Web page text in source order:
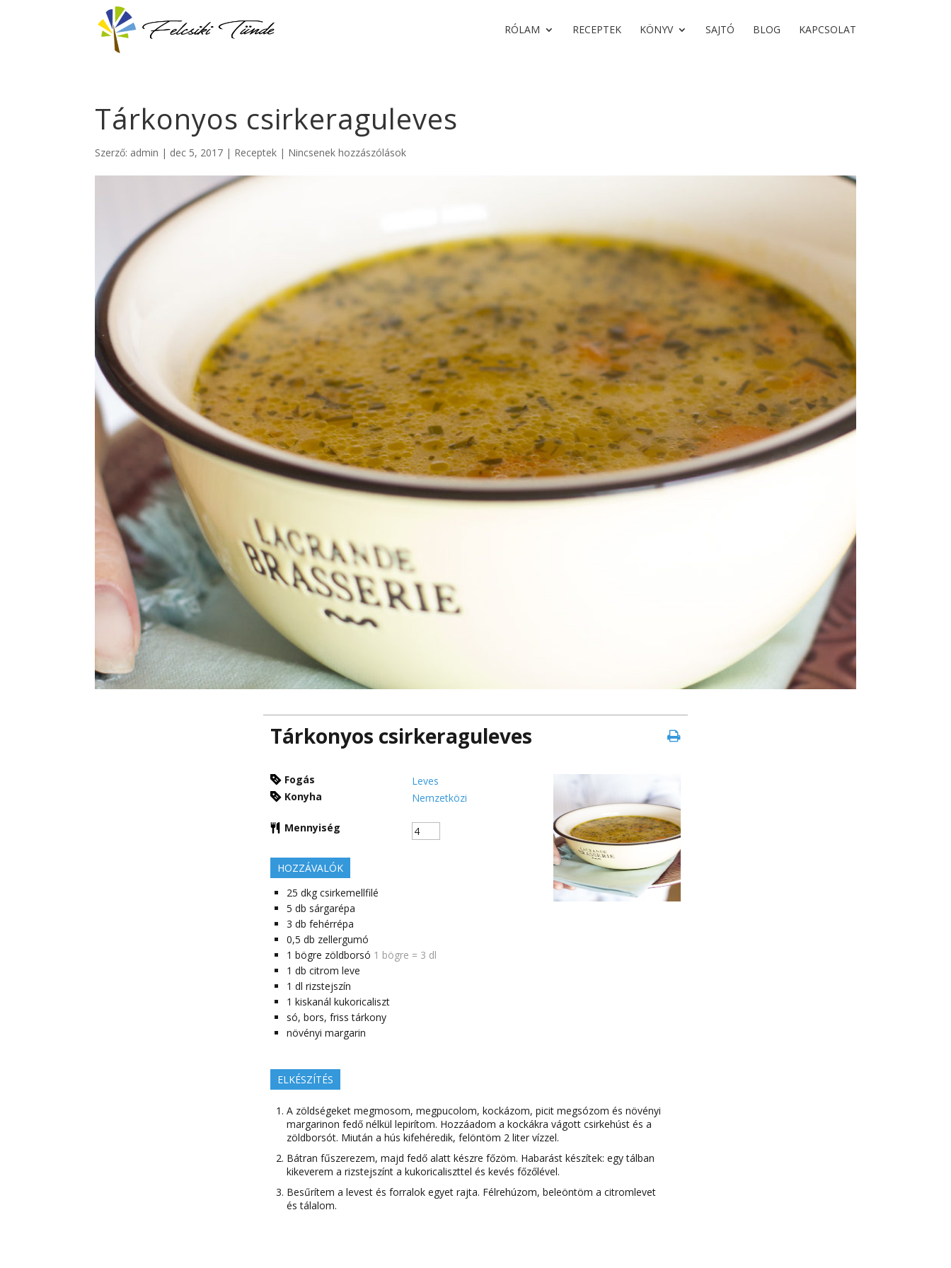
RÓLAM RECEPTEK KÖNYV SAJTÓ BLOG KAPCSOLAT
Tárkonyos csirkeraguleves
Szerző: admin | dec 5, 2017 | Receptek | Nincsenek hozzászólások
Tárkonyos csirkeraguleves
Fogás
Leves
Konyha
Nemzetközi
Mennyiség
HOZZÁVALÓK
25 dkg csirkemellfilé
5 db sárgarépa
3 db fehérrépa
0,5 db zellergumó
1 bögre zöldborsó 1 bögre = 3 dl
1 db citrom leve
1 dl rizstejszín
1 kiskanál kukoricaliszt
só, bors, friss tárkony
növényi margarin
ELKÉSZÍTÉS
A zöldségeket megmosom, megpucolom, kockázom, picit megsózom és növényi
margarinon fedő nélkül lepirítom. Hozzáadom a kockákra vágott csirkehúst és a
zöldborsót. Miután a hús kifehéredik, felöntöm 2 liter vízzel.
Bátran fűszerezem, majd fedő alatt készre főzöm. Habarást készítek: egy tálban
kikeverem a rizstejszínt a kukoricaliszttel és kevés főzőlével.
Besűrítem a levest és forralok egyet rajta. Félrehúzom, beleöntöm a citromlevet
és tálalom.